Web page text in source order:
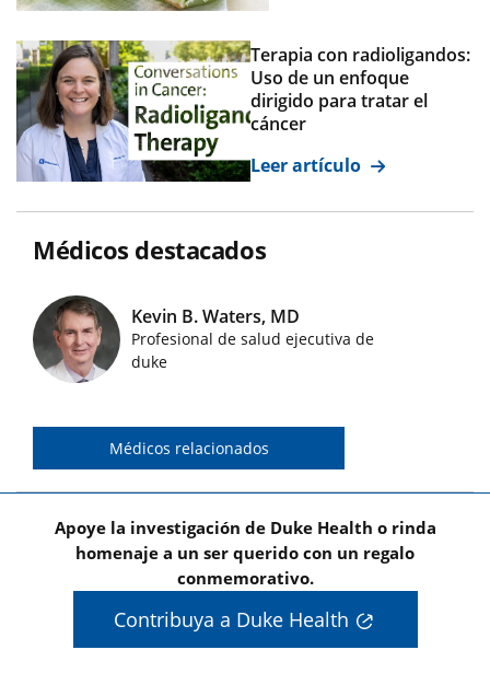
Terapia con radioligandos:
Uso de un enfoque
dirigido para tratar el
cáncer
Leer artículo
Médicos destacados
Imágenes de médicos destacados
Kevin B. Waters, MD
Profesional de salud ejecutiva de
duke
Médicos relacionados
Apoye la investigación de Duke Health o rinda
homenaje a un ser querido con un regalo
conmemorativo.
Contribuya a Duke Health